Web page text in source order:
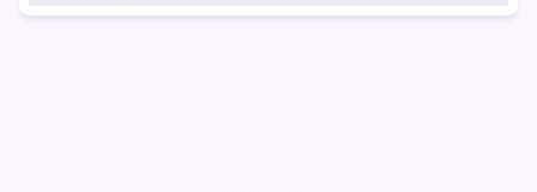
는 자동 로드 게임이 차단됩니다.